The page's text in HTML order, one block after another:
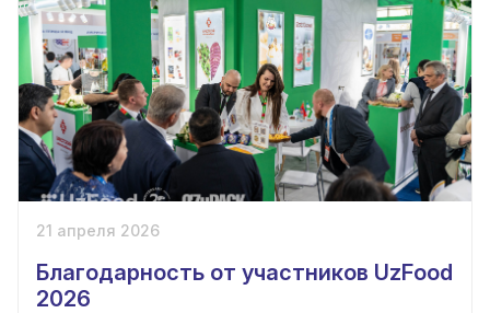
21 апреля 2026
Благодарность от участников UzFood
2026